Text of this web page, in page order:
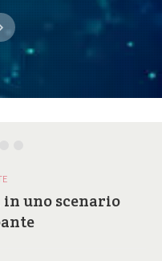
uno scenario